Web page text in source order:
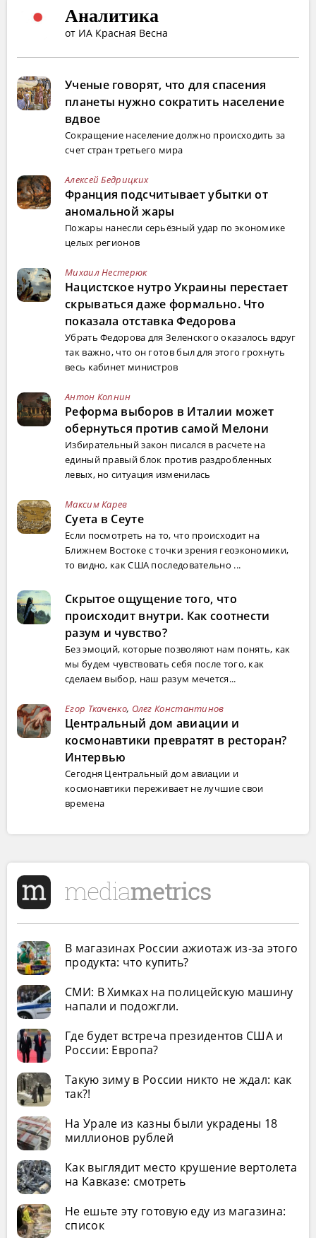
Аналитика
от ИА Красная Весна
Ученые говорят, что для спасения
планеты нужно сократить население
вдвое
Сокращение население должно происходить за
счет стран третьего мира
Алексей Бедрицких
Франция подсчитывает убытки от
аномальной жары
Пожары нанесли серьёзный удар по экономике
целых регионов
Михаил Нестерюк
Нацистское нутро Украины перестает
скрываться даже формально. Что
показала отставка Федорова
Убрать Федорова для Зеленского оказалось вдруг
так важно, что он готов был для этого грохнуть
весь кабинет министров
Антон Копнин
Реформа выборов в Италии может
обернуться против самой Мелони
Избирательный закон писался в расчете на
единый правый блок против раздробленных
левых, но ситуация изменилась
Максим Карев
Суета в Сеуте
Если посмотреть на то, что происходит на
Ближнем Востоке с точки зрения геоэкономики,
то видно, как США последовательно ...
Скрытое ощущение того, что
происходит внутри. Как соотнести
разум и чувство?
Без эмоций, которые позволяют нам понять, как
мы будем чувствовать себя после того, как
сделаем выбор, наш разум мечется...
Егор Ткаченко, Олег Константинов
Центральный дом авиации и
космонавтики превратят в ресторан?
Интервью
Сегодня Центральный дом авиации и
космонавтики переживает не лучшие свои
времена
В магазинах России ажиотаж из-за этого
продукта: что купить?
СМИ: В Химках на полицейскую машину
напали и подожгли.
Где будет встреча президентов США и
России: Европа?
Такую зиму в России никто не ждал: как
так?!
На Урале из казны были украдены 18
миллионов рублей
Как выглядит место крушение вертолета
на Кавказе: смотреть
Не ешьте эту готовую еду из магазина:
список